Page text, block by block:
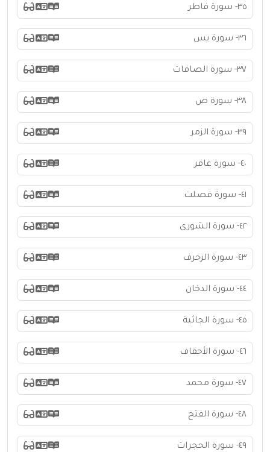
٣٥- سورة فاطر
٣٦- سورة يس
٣٧- سورة الصافات
٣٨- سورة ص
٣٩- سورة الزمر
٤٠- سورة غافر
٤١- سورة فصلت
٤٢- سورة الشورى
٤٣- سورة الزخرف
٤٤- سورة الدخان
٤٥- سورة الجاثية
٤٦- سورة الأحقاف
٤٧- سورة محمد
٤٨- سورة الفتح
٤٩- سورة الحجرات